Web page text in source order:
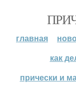
главная
как
прически и